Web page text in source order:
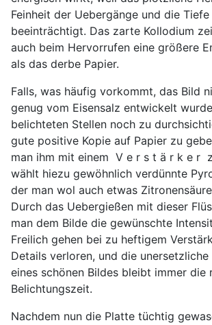
Feinheit der Uebergänge und die
beeinträchtigt. Das zarte Kollodium
auch beim Hervorrufen eine größere
als das derbe Papier.
Falls, was häufig vorkommt, das Bild
genug vom Eisensalz entwickelt
belichteten Stellen noch zu
gute positive Kopie auf Papier zu
man ihm mit einem V e r s t ä r k e r
wählt hiezu gewöhnlich verdünnte
der man wol auch etwas
Durch das Uebergießen mit dieser
man dem Bilde die gewünschte
Freilich gehen bei zu heftigem
Details verloren, und die
eines schönen Bildes bleibt immer die
Belichtungszeit.
Nachdem nun die Platte tüchtig